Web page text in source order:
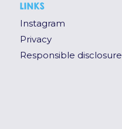
LINKS
Instagram
Privacy
Responsible disclosure